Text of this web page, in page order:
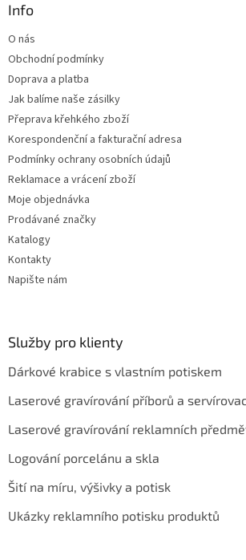
ý
Info
O nás
Obchodní podmínky
Doprava a platba
Jak balíme naše zásilky
Přeprava křehkého zboží
Korespondenční a fakturační adresa
Podmínky ochrany osobních údajů
Reklamace a vrácení zboží
Moje objednávka
Prodávané značky
Katalogy
Kontakty
Napište nám
Služby pro klienty
Dárkové krabice s vlastním potiskem
Laserové gravírování příborů a
Laserové gravírování reklamních
Logování porcelánu a skla
Šití na míru, výšivky a potisk
Ukázky reklamního potisku produktů